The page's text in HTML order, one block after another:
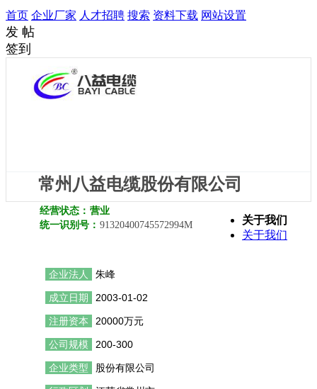
首页 企业厂家 人才招聘 搜索 资料下载 网站设置
发 帖
签到
常州八益电缆股份有限公司
经营状态： 营业
统一识别号： 91320400745572994M
企业法人 朱峰
成立日期 2003-01-02
注册资本 20000万元
公司规模 200-300
企业类型 股份有限公司
关于我们
关于我们